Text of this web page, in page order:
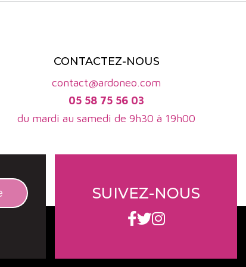
CONTACTEZ-NOUS
contact@ardoneo.com
05 58 75 56 03
du mardi au samedi de 9h30 à 19h00
SUIVEZ-NOUS